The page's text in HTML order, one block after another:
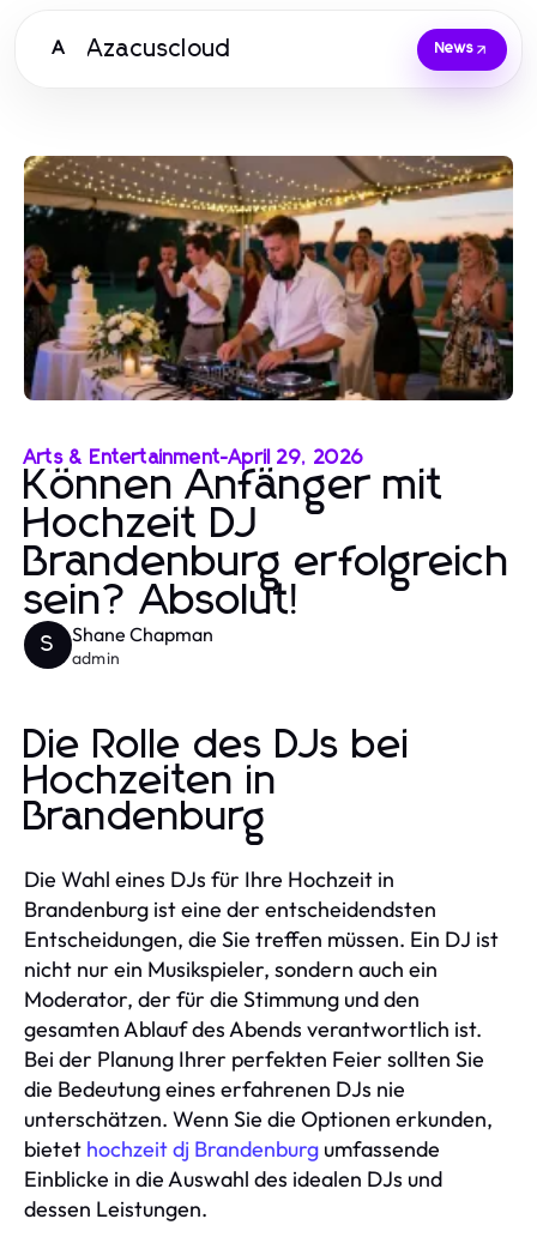
A Azacuscloud News
Arts & Entertainment-April 29, 2026
Können Anfänger mit
Hochzeit DJ
Brandenburg erfolgreich
sein? Absolut!
S Shane Chapman
admin
Die Rolle des DJs bei
Hochzeiten in
Brandenburg
Die Wahl eines DJs für Ihre Hochzeit in
Brandenburg ist eine der entscheidendsten
Entscheidungen, die Sie treffen müssen. Ein DJ ist
nicht nur ein Musikspieler, sondern auch ein
Moderator, der für die Stimmung und den
gesamten Ablauf des Abends verantwortlich ist.
Bei der Planung Ihrer perfekten Feier sollten Sie
die Bedeutung eines erfahrenen DJs nie
unterschätzen. Wenn Sie die Optionen erkunden,
bietet hochzeit dj Brandenburg umfassende
Einblicke in die Auswahl des idealen DJs und
dessen Leistungen.